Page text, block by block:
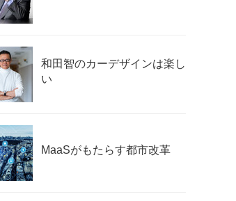
和田智のカーデザインは楽し
い
MaaSがもたらす都市改革